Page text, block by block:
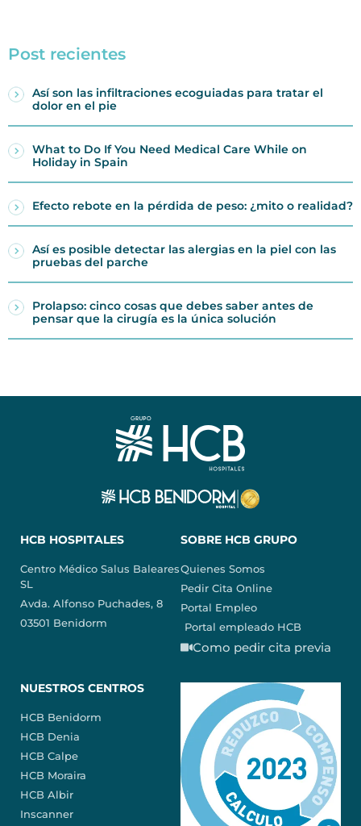
Post recientes
Así son las infiltraciones ecoguiadas para tratar el
dolor en el pie
What to Do If You Need Medical Care While on
Holiday in Spain
Efecto rebote en la pérdida de peso: ¿mito o realidad?
Así es posible detectar las alergias en la piel con las
pruebas del parche
Prolapso: cinco cosas que debes saber antes de
pensar que la cirugía es la única solución
HCB HOSPITALES
Centro Médico Salus Baleares
SL
Avda. Alfonso Puchades, 8
03501 Benidorm
SOBRE HCB GRUPO
Quienes Somos
Pedir Cita Online
Portal Empleo
Portal empleado HCB
Como pedir cita previa
NUESTROS CENTROS
HCB Benidorm
HCB Denia
HCB Calpe
HCB Moraira
HCB Albir
Inscanner